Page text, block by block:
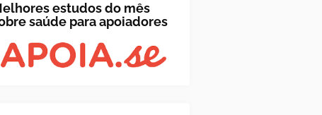
estudos do mês
saúde para apoiadores